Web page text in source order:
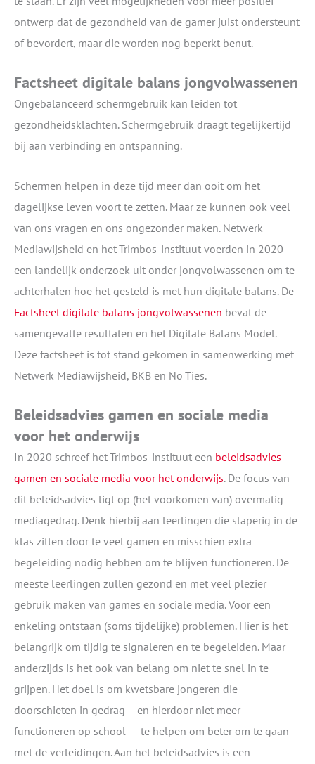
ontwerp dat de gezondheid van de gamer juist ondersteunt
of bevordert, maar die worden nog beperkt benut.
Factsheet digitale balans jongvolwassenen
Ongebalanceerd schermgebruik kan leiden tot
gezondheidsklachten. Schermgebruik draagt tegelijkertijd
bij aan verbinding en ontspanning.
Schermen helpen in deze tijd meer dan ooit om het
dagelijkse leven voort te zetten. Maar ze kunnen ook veel
van ons vragen en ons ongezonder maken. Netwerk
Mediawijsheid en het Trimbos-instituut voerden in 2020
een landelijk onderzoek uit onder jongvolwassenen om te
achterhalen hoe het gesteld is met hun digitale balans. De
Factsheet digitale balans jongvolwassenen bevat de
samengevatte resultaten en het Digitale Balans Model.
Deze factsheet is tot stand gekomen in samenwerking met
Netwerk Mediawijsheid, BKB en No Ties.
Beleidsadvies gamen en sociale media
voor het onderwijs
In 2020 schreef het Trimbos-instituut een beleidsadvies
gamen en sociale media voor het onderwijs. De focus van
dit beleidsadvies ligt op (het voorkomen van) overmatig
mediagedrag. Denk hierbij aan leerlingen die slaperig in de
klas zitten door te veel gamen en misschien extra
begeleiding nodig hebben om te blijven functioneren. De
meeste leerlingen zullen gezond en met veel plezier
gebruik maken van games en sociale media. Voor een
enkeling ontstaan (soms tijdelijke) problemen. Hier is het
belangrijk om tijdig te signaleren en te begeleiden. Maar
anderzijds is het ook van belang om niet te snel in te
grijpen. Het doel is om kwetsbare jongeren die
doorschieten in gedrag – en hierdoor niet meer
functioneren op school – te helpen om beter om te gaan
met de verleidingen. Aan het beleidsadvies is een